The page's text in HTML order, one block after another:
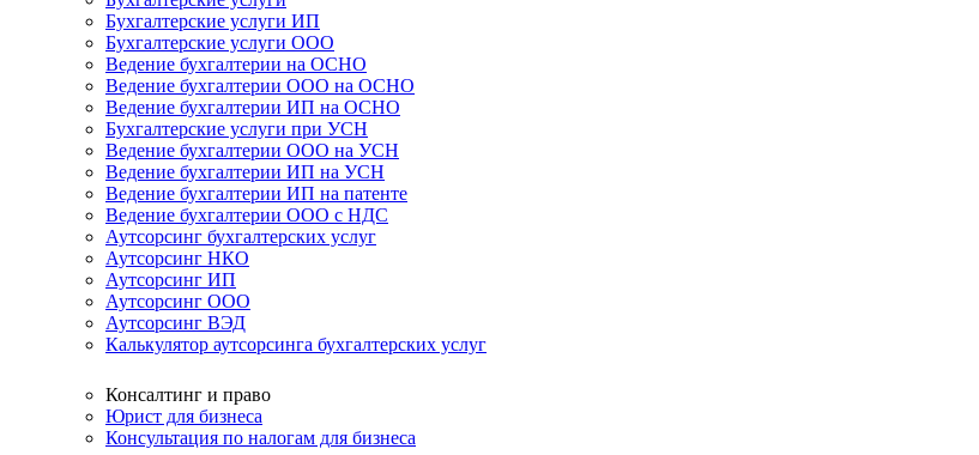
Бухгалтерские услуги ИП
Бухгалтерские услуги ООО
Ведение бухгалтерии на ОСНО
Ведение бухгалтерии ООО на ОСНО
Ведение бухгалтерии ИП на ОСНО
Бухгалтерские услуги при УСН
Ведение бухгалтерии ООО на УСН
Ведение бухгалтерии ИП на УСН
Ведение бухгалтерии ИП на патенте
Ведение бухгалтерии ООО с НДС
Аутсорсинг бухгалтерских услуг
Аутсорсинг НКО
Аутсорсинг ИП
Аутсорсинг ООО
Аутсорсинг ВЭД
Калькулятор аутсорсинга бухгалтерских услуг
Консалтинг и право
Юрист для бизнеса
Консультация по налогам для бизнеса